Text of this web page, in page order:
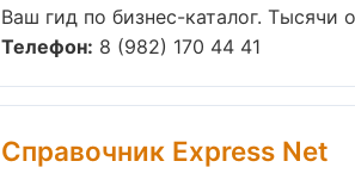
Ваш гид по бизнес-каталог.
Телефон: 8 (982) 170 44 41
Справочник Express Net